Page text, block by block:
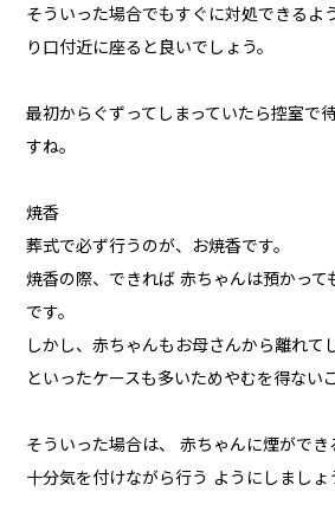
そういった場合でもすぐに対処できるよ
り口付近に座ると良いでしょう。
最初からぐずってしまっていたら控室で
すね。
焼香
葬式で必ず行うのが、お焼香です。
焼香の際、できれば 赤ちゃんは預かって
です。
しかし、赤ちゃんもお母さんから離れて
といったケースも多いためやむを得ない
そういった場合は、 赤ちゃんに煙ができ
十分気を付けながら行う ようにしましょ